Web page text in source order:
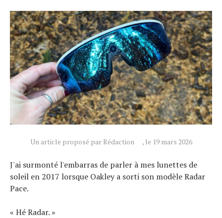
Un article proposé par Rédaction , le 19 mars 2026
J'ai surmonté l'embarras de parler à mes lunettes de
soleil en 2017 lorsque Oakley a sorti son modèle Radar
Pace.
« Hé Radar. »